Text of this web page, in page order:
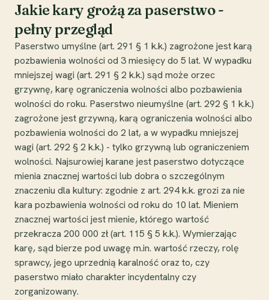
Jakie kary grożą za paserstwo -
pełny przegląd
Paserstwo umyślne (art. 291 § 1 k.k.) zagrożone jest karą
pozbawienia wolności od 3 miesięcy do 5 lat. W wypadku
mniejszej wagi (art. 291 § 2 k.k.) sąd może orzec
grzywnę, karę ograniczenia wolności albo pozbawienia
wolności do roku. Paserstwo nieumyślne (art. 292 § 1 k.k.)
zagrożone jest grzywną, karą ograniczenia wolności albo
pozbawienia wolności do 2 lat, a w wypadku mniejszej
wagi (art. 292 § 2 k.k.) - tylko grzywną lub ograniczeniem
wolności. Najsurowiej karane jest paserstwo dotyczące
mienia znacznej wartości lub dobra o szczególnym
znaczeniu dla kultury: zgodnie z art. 294 k.k. grozi za nie
kara pozbawienia wolności od roku do 10 lat. Mieniem
znacznej wartości jest mienie, którego wartość
przekracza 200 000 zł (art. 115 § 5 k.k.). Wymierzając
karę, sąd bierze pod uwagę m.in. wartość rzeczy, rolę
sprawcy, jego uprzednią karalność oraz to, czy
paserstwo miało charakter incydentalny czy
zorganizowany.